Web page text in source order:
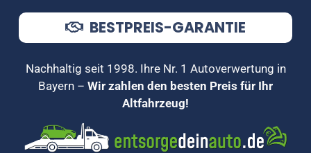
BESTPREIS-GARANTIE
Nachhaltig seit 1998. Ihre Nr. 1 Autoverwertung in
Bayern – Wir zahlen den besten Preis für Ihr
Altfahrzeug!